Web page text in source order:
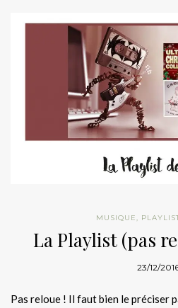
MUSIQUE,
La Playlist (pas
23/12/
Pas reloue ! Il faut bien le préciser